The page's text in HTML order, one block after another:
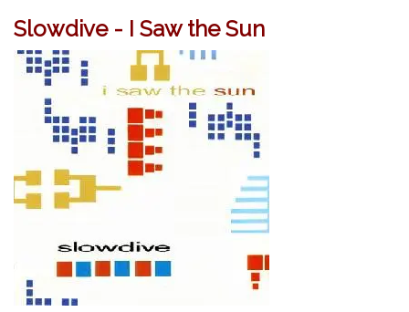
Slowdive - I Saw the Sun